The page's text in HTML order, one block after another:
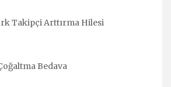
Takipçi Arttırma Hilesi
Bedava